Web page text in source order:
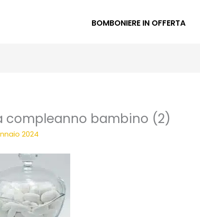
BOMBONIERE IN OFFERTA
compleanno bambino (2)
2024